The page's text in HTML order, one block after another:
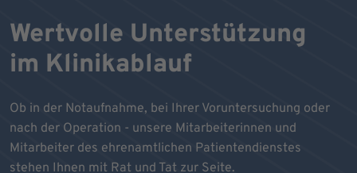
Wertvolle Unterstützung
im Klinikablauf
Ob in der Notaufnahme, bei Ihrer Voruntersuchung oder
nach der Operation - unsere Mitarbeiterinnen und
Mitarbeiter des ehrenamtlichen Patientendienstes
stehen Ihnen mit Rat und Tat zur Seite.